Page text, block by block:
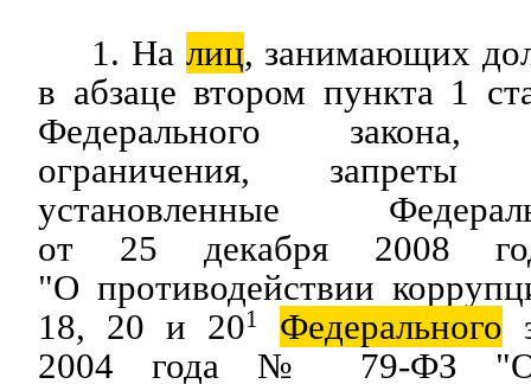
1. На лиц, занимающих
в абзаце втором пункта 1
Федерального закона,
ограничения, запреты
установленные
от 25 декабря 2008
"О противодействии
18, 20 и 201 Федерального
2004 года № 79-ФЗ